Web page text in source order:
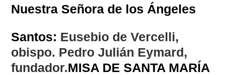
Nuestra Señora de los Ángeles
Santos: Eusebio de Vercelli,
obispo. Pedro Julián Eymard,
fundador.MISA DE SANTA MARÍA